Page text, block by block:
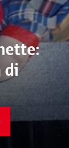
di